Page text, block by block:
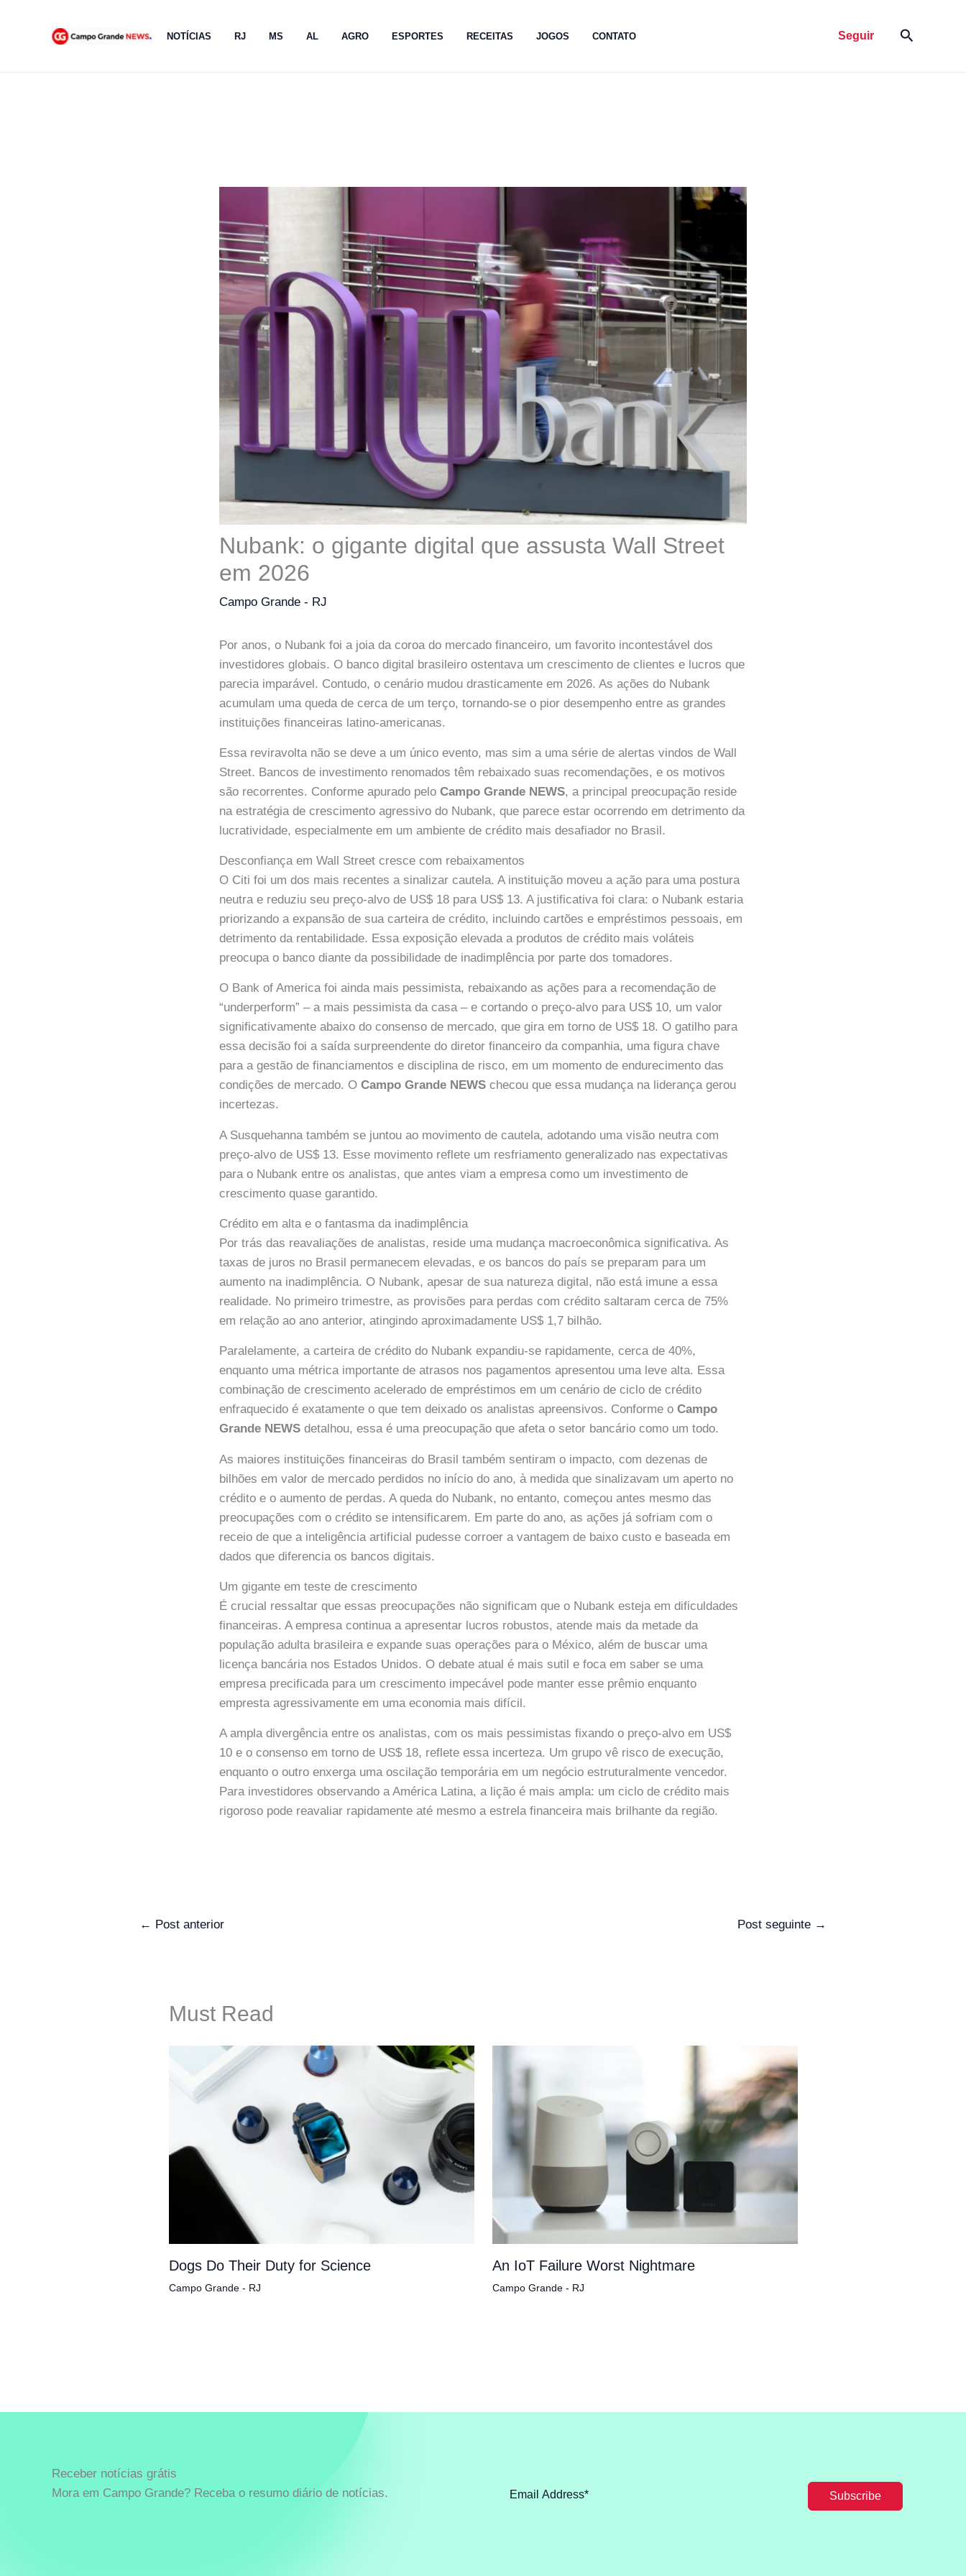
NOTÍCIAS RJ MS AL AGRO ESPORTES RECEITAS JOGOS CONTATO Seguir Pesquisar
Nubank: o gigante digital que assusta Wall Street
em 2026
Campo Grande - RJ
Por anos, o Nubank foi a joia da coroa do mercado financeiro, um favorito incontestável dos
investidores globais. O banco digital brasileiro ostentava um crescimento de clientes e lucros que
parecia imparável. Contudo, o cenário mudou drasticamente em 2026. As ações do Nubank
acumulam uma queda de cerca de um terço, tornando-se o pior desempenho entre as grandes
instituições financeiras latino-americanas.
Essa reviravolta não se deve a um único evento, mas sim a uma série de alertas vindos de Wall
Street. Bancos de investimento renomados têm rebaixado suas recomendações, e os motivos
são recorrentes. Conforme apurado peloCampo Grande NEWS, a principal preocupação reside
na estratégia de crescimento agressivo do Nubank, que parece estar ocorrendo em detrimento da
lucratividade, especialmente em um ambiente de crédito mais desafiador no Brasil.
Desconfiança em Wall Street cresce com rebaixamentos
O Citi foi um dos mais recentes a sinalizar cautela. A instituição moveu a ação para uma postura
neutra e reduziu seu preço-alvo de US$ 18 para US$ 13. A justificativa foi clara: o Nubank estaria
priorizando a expansão de sua carteira de crédito, incluindo cartões e empréstimos pessoais, em
detrimento da rentabilidade. Essa exposição elevada a produtos de crédito mais voláteis
preocupa o banco diante da possibilidade de inadimplência por parte dos tomadores.
O Bank of America foi ainda mais pessimista, rebaixando as ações para a recomendação de
“underperform” – a mais pessimista da casa – e cortando o preço-alvo para US$ 10, um valor
significativamente abaixo do consenso de mercado, que gira em torno de US$ 18. O gatilho para
essa decisão foi a saída surpreendente do diretor financeiro da companhia, uma figura chave
para a gestão de financiamentos e disciplina de risco, em um momento de endurecimento das
condições de mercado. OCampo Grande NEWS checou que essa mudança na liderança gerou
incertezas.
A Susquehanna também se juntou ao movimento de cautela, adotando uma visão neutra com
preço-alvo de US$ 13. Esse movimento reflete um resfriamento generalizado nas expectativas
para o Nubank entre os analistas, que antes viam a empresa como um investimento de
crescimento quase garantido.
Crédito em alta e o fantasma da inadimplência
Por trás das reavaliações de analistas, reside uma mudança macroeconômica significativa. As
taxas de juros no Brasil permanecem elevadas, e os bancos do país se preparam para um
aumento na inadimplência. O Nubank, apesar de sua natureza digital, não está imune a essa
realidade. No primeiro trimestre, as provisões para perdas com crédito saltaram cerca de 75%
em relação ao ano anterior, atingindo aproximadamente US$ 1,7 bilhão.
Paralelamente, a carteira de crédito do Nubank expandiu-se rapidamente, cerca de 40%,
enquanto uma métrica importante de atrasos nos pagamentos apresentou uma leve alta. Essa
combinação de crescimento acelerado de empréstimos em um cenário de ciclo de crédito
enfraquecido é exatamente o que tem deixado os analistas apreensivos. Conforme oCampo
Grande NEWS detalhou, essa é uma preocupação que afeta o setor bancário como um todo.
As maiores instituições financeiras do Brasil também sentiram o impacto, com dezenas de
bilhões em valor de mercado perdidos no início do ano, à medida que sinalizavam um aperto no
crédito e o aumento de perdas. A queda do Nubank, no entanto, começou antes mesmo das
preocupações com o crédito se intensificarem. Em parte do ano, as ações já sofriam com o
receio de que a inteligência artificial pudesse corroer a vantagem de baixo custo e baseada em
dados que diferencia os bancos digitais.
Um gigante em teste de crescimento
É crucial ressaltar que essas preocupações não significam que o Nubank esteja em dificuldades
financeiras. A empresa continua a apresentar lucros robustos, atende mais da metade da
população adulta brasileira e expande suas operações para o México, além de buscar uma
licença bancária nos Estados Unidos. O debate atual é mais sutil e foca em saber se uma
empresa precificada para um crescimento impecável pode manter esse prêmio enquanto
empresta agressivamente em uma economia mais difícil.
A ampla divergência entre os analistas, com os mais pessimistas fixando o preço-alvo em US$
10 e o consenso em torno de US$ 18, reflete essa incerteza. Um grupo vê risco de execução,
enquanto o outro enxerga uma oscilação temporária em um negócio estruturalmente vencedor.
Para investidores observando a América Latina, a lição é mais ampla: um ciclo de crédito mais
rigoroso pode reavaliar rapidamente até mesmo a estrela financeira mais brilhante da região.
← Post anterior Post seguinte →
Must Read
Dogs Do Their Duty for Science
Campo Grande - RJ
An IoT Failure Worst Nightmare
Campo Grande - RJ
Receber notícias grátis
Mora em Campo Grande? Receba o resumo diário de notícias.
Subscribe